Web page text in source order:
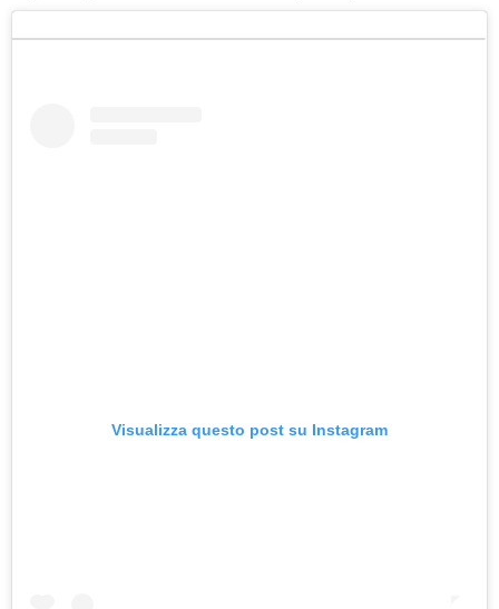
Visualizza questo post su Instagram